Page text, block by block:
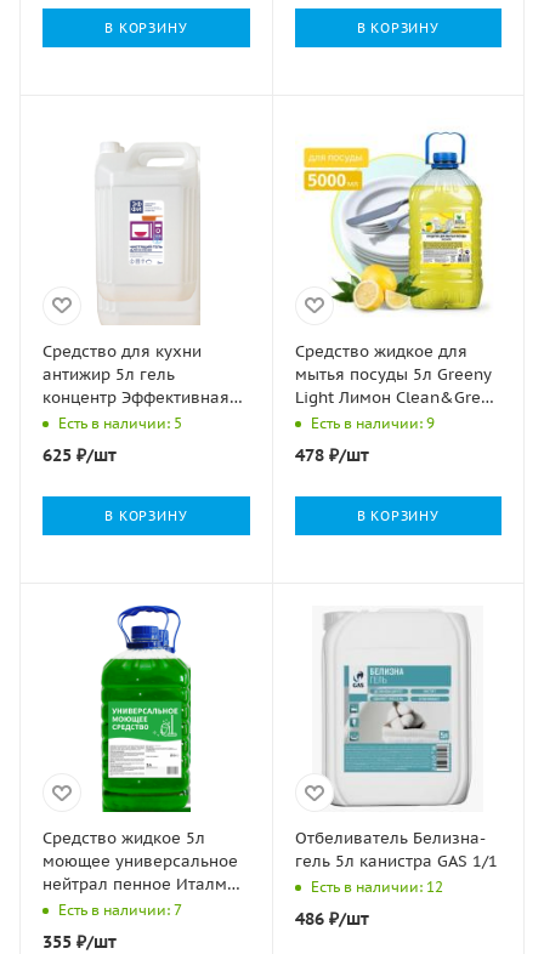
В КОРЗИНУ В КОРЗИНУ
Средство для кухни
антижир 5л гель
концентр Эффективная
формула ЭФФИ 1/4
Есть в наличии: 5
625 ₽/шт
В КОРЗИНУ
Средство жидкое для
мытья посуды 5л Greeny
Light Лимон Clean&Green
1/2Есть в наличии: 9
478₽/шт
В КОРЗИНУ
Средство жидкое 5л
моющее универсальное
нейтрал пенное Италмас
ПЭТ 1/4
Есть в наличии: 7
355 ₽/шт
Отбеливатель Белизна-
гель 5л канистра GAS 1/1
Есть в наличии: 12
486₽/шт